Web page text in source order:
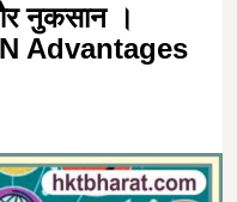
नुकसान ।
Advantages